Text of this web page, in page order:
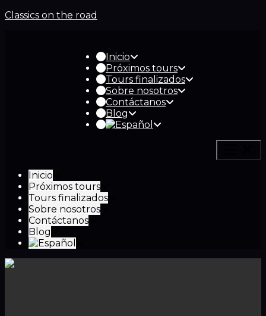
Classics on the road
Inicio
Próximos tours
Tours finalizados
Sobre nosotros
Contáctanos
Blog
Inicio
Próximos tours
Tours finalizados
Sobre nosotros
Contáctanos
Blog